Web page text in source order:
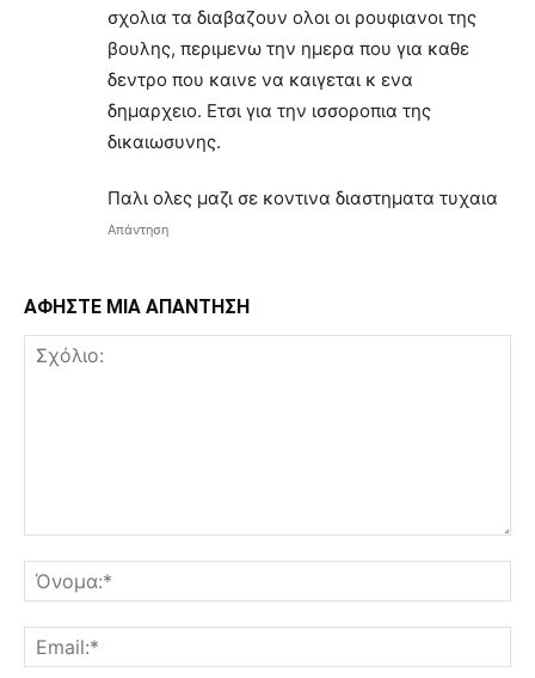
σχολια τα διαβαζουν ολοι οι ρουφιανοι της
βουλης, περιμενω την ημερα που για καθε
δεντρο που καινε να καιγεται κ ενα
δημαρχειο. Ετσι για την ισσοροπια της
δικαιωσυνης.
Παλι ολες μαζι σε κοντινα διαστηματα τυχαια
Απάντηση
ΑΦΗΣΤΕ ΜΙΑ ΑΠΑΝΤΗΣΗ